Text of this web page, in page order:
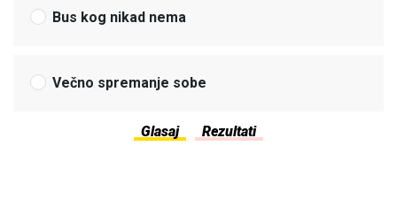
Bus kog nikad nema
Večno spremanje sobe